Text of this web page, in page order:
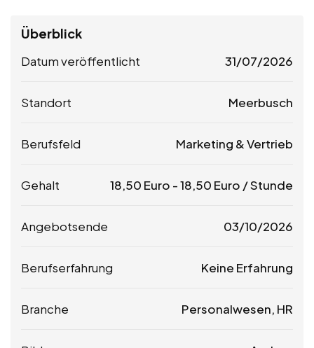
Überblick
Datum veröffentlicht 31/07/2026
Standort Meerbusch
Berufsfeld Marketing & Vertrieb
Gehalt 18,50 Euro -18,50 Euro / Stunde
Angebotsende 03/10/2026
Berufserfahrung Keine Erfahrung
Branche Personalwesen, HR